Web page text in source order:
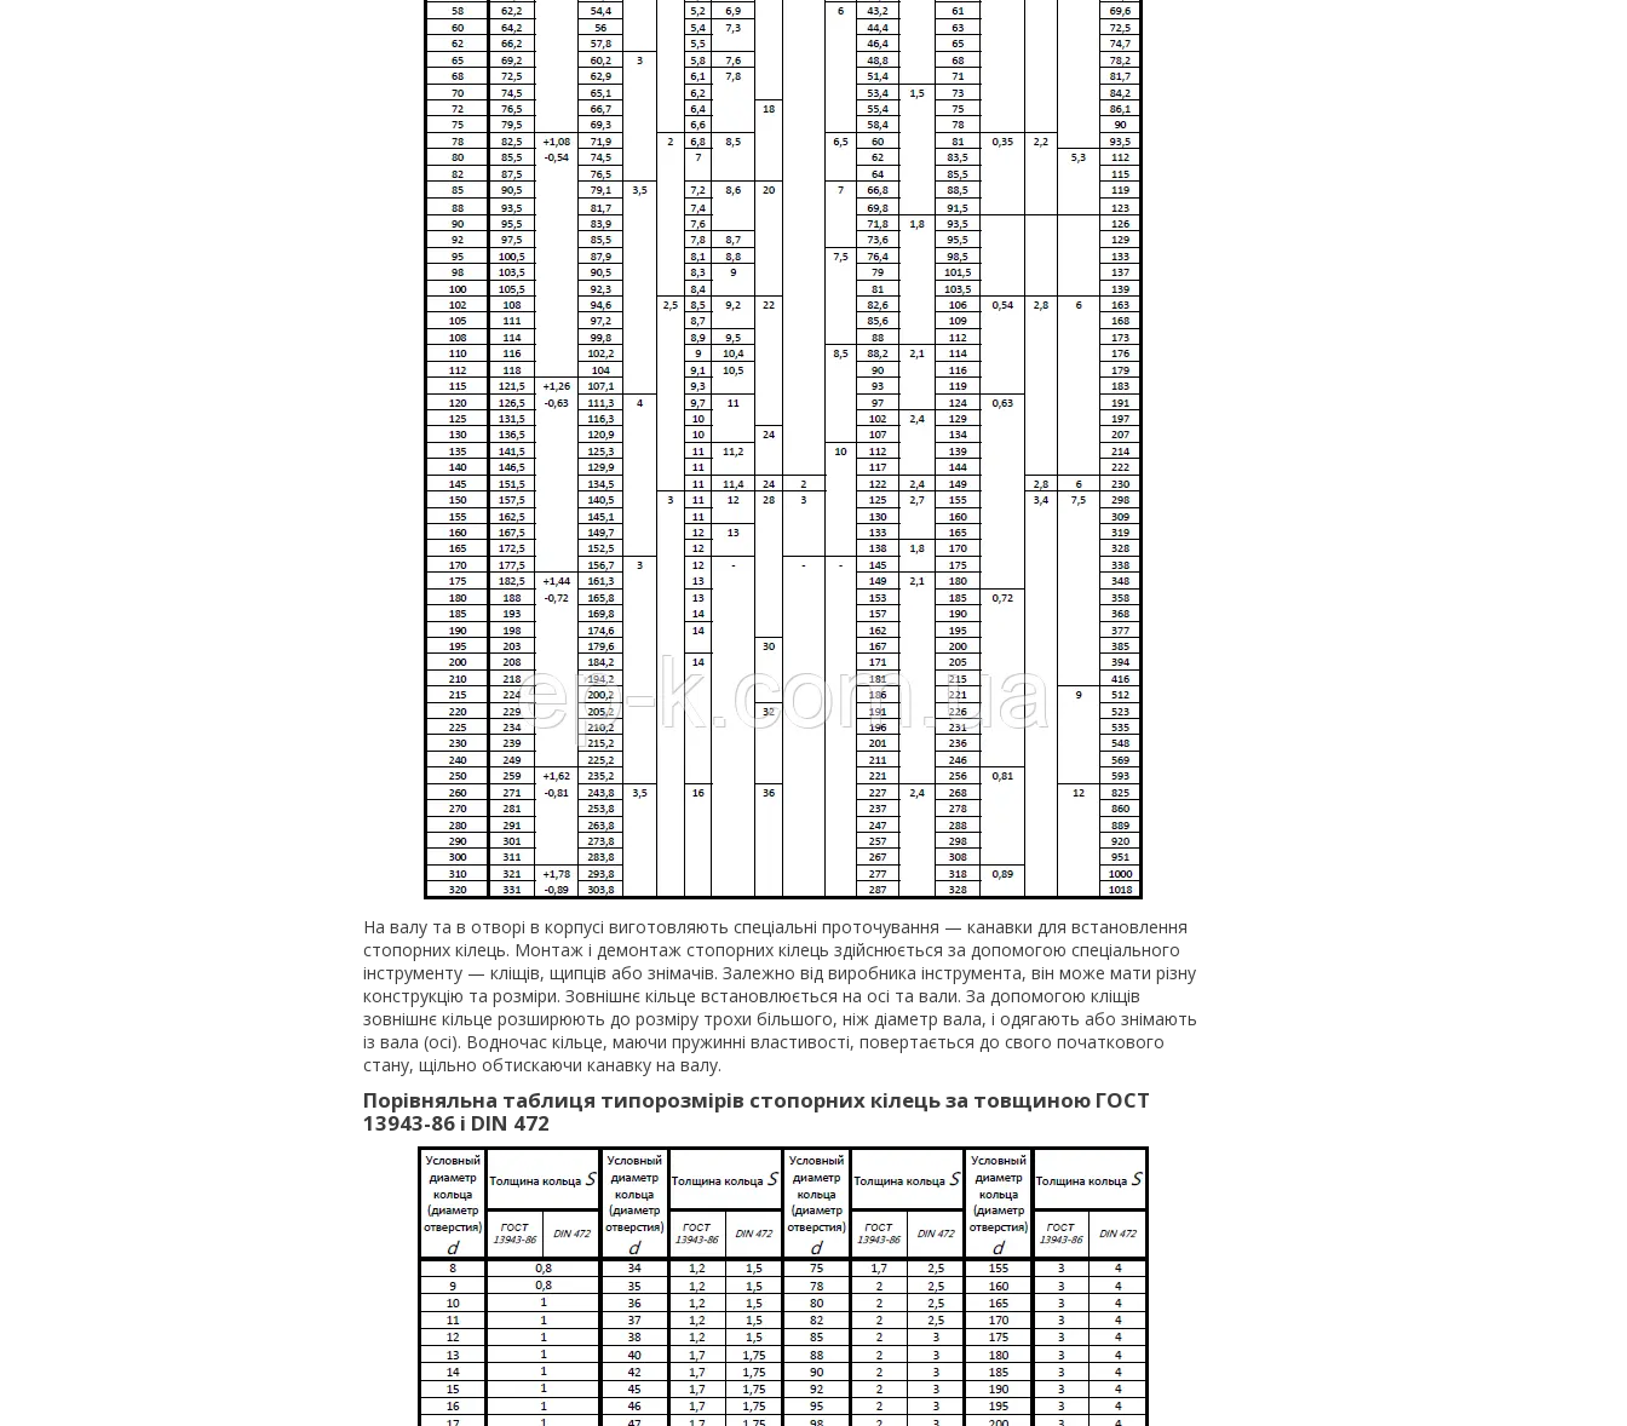
На валу та в отворі в корпусі виготовляють спеціальні проточування — канавки для встановлення
стопорних кілець. Монтаж і демонтаж стопорних кілець здійснюється за допомогою спеціального
інструменту — кліщів, щипців або знімачів. Залежно від виробника інструмента, він може мати різну
конструкцію та розміри. Зовнішнє кільце встановлюється на осі та вали. За допомогою кліщів
зовнішнє кільце розширюють до розміру трохи більшого, ніж діаметр вала, і одягають або знімають
із вала (осі). Водночас кільце, маючи пружинні властивості, повертається до свого початкового
стану, щільно обтискаючи канавку на валу.
Порівняльна таблиця типорозмірів стопорних кілець за товщиною ГОСТ
13943-86 і DIN 472